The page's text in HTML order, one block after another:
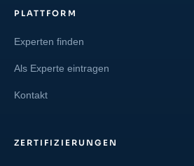
PLATTFORM
Experten finden
Als Experte eintragen
Kontakt
ZERTIFIZIERUNGEN